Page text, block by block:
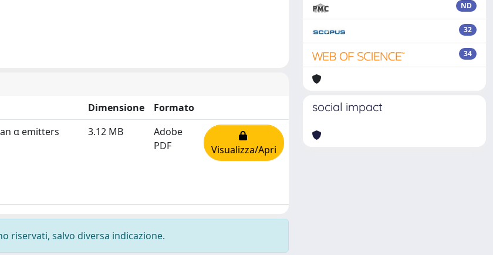
Dimensione
Formato
α emitters
3.12 MB
Adobe
PDF
Visualizza/Apri
riservati, salvo diversa indicazione.
ND
32
34
social impact